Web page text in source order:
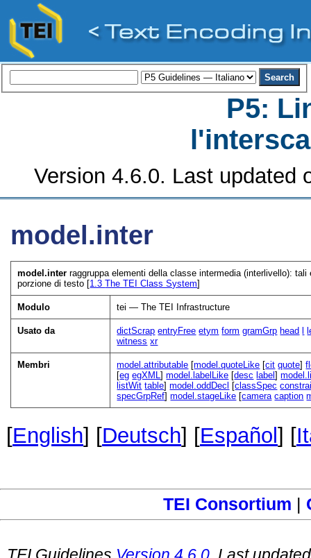
P5:
Version 4.6.0. Last updated
model.inter
model.inter raggruppa elementi della classe intermedia (interlivello):
porzione di testo [1.3The TEI Class System]
Modulo tei — The TEI Infrastructure
Usato da dictScrap entryFree etym form gramGrp head
witness xr
Membri model.attributable [model.quoteLike [cit quote]
[eg egXML]model.labelLike [desc label]
listWit table]model.oddDecl [classSpec
specGrpRef]model.stageLike [camera caption
[English] [Deutsch] [Español ] [
TEI Consortium |